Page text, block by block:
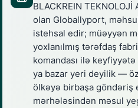
BLACKREIN
olan Globallyport,
istehsal edir; müəyyən
yoxlanılmış tərəfdaş
komandası ilə
ya bazar yeri deyilik — öz
ölkəyə birbaşa göndəriş
mərhələsindən məsul